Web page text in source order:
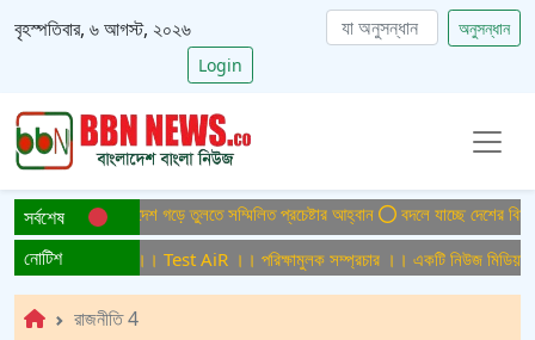
বৃহস্পতিবার, ৬ আগস্ট, ২০২৬
অনুসন্ধান
Login
সর্বশেষ বাংলাদেশ গড়ে তুলতে সম্মিলিত প্রচেষ্টার আহ্বান বদলে যাচ্ছে দেশের বিমান
নোটিশসম্প্রচার ।। Test AiR ।। পরিক্ষামুলক সম্প্রচার ।। একটি নিউজ মিডিয়া
রাজনীতি 4